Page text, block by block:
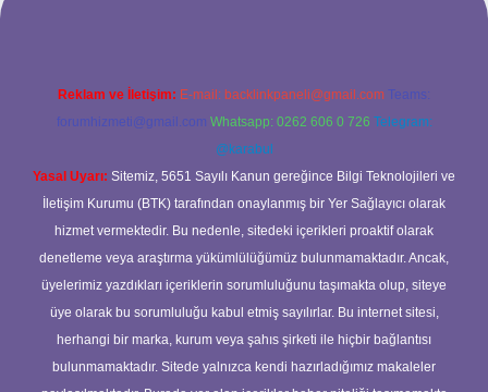
Reklam ve İletişim: E-mail: backlinkpaneli@gmail.com Teams:
forumhizmeti@gmail.com Whatsapp: 0262 606 0 726 Telegram:
@karabul
Yasal Uyarı: Sitemiz, 5651 Sayılı Kanun gereğince Bilgi Teknolojileri ve
İletişim Kurumu (BTK) tarafından onaylanmış bir Yer Sağlayıcı olarak
hizmet vermektedir. Bu nedenle, sitedeki içerikleri proaktif olarak
denetleme veya araştırma yükümlülüğümüz bulunmamaktadır. Ancak,
üyelerimiz yazdıkları içeriklerin sorumluluğunu taşımakta olup, siteye
üye olarak bu sorumluluğu kabul etmiş sayılırlar. Bu internet sitesi,
herhangi bir marka, kurum veya şahıs şirketi ile hiçbir bağlantısı
bulunmamaktadır. Sitede yalnızca kendi hazırladığımız makaleler